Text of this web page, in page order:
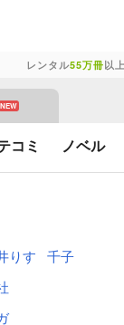
レンタル55万冊以
NEW
コミ ノベル
りす 千子